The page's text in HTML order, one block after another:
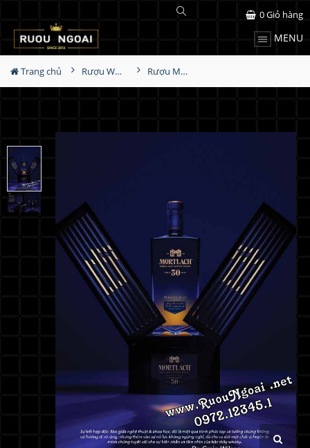
MENU
0Giỏ hàng
Trang chủ Rượu Whisky Rượu Mortlach 30YO Midnight Malt